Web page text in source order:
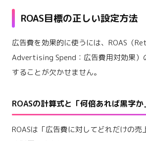
ROAS目標の正しい設定方法
広告費を効果的に使うには、ROAS（
Advertising Spend：広告費用対効果）
することが欠かせません。
ROASの計算式と「何倍あれば黒字
ROASは「広告費に対してどれだけの売